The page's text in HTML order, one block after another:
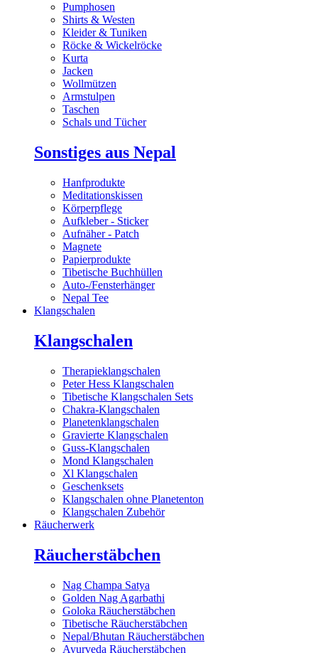
Pumphosen
Shirts & Westen
Kleider & Tuniken
Röcke & Wickelröcke
Kurta
Jacken
Wollmützen
Armstulpen
Taschen
Schals und Tücher
Sonstiges aus Nepal
Hanfprodukte
Meditationskissen
Körperpflege
Aufkleber - Sticker
Aufnäher - Patch
Magnete
Papierprodukte
Tibetische Buchhüllen
Auto-/Fensterhänger
Nepal Tee
Klangschalen
Klangschalen
Therapieklangschalen
Peter Hess Klangschalen
Tibetische Klangschalen Sets
Chakra-Klangschalen
Planetenklangschalen
Gravierte Klangschalen
Guss-Klangschalen
Mond Klangschalen
Xl Klangschalen
Geschenksets
Klangschalen ohne Planetenton
Klangschalen Zubehör
Räucherwerk
Räucherstäbchen
Nag Champa Satya
Golden Nag Agarbathi
Goloka Räucherstäbchen
Tibetische Räucherstäbchen
Nepal/Bhutan Räucherstäbchen
Ayurveda Räucherstäbchen